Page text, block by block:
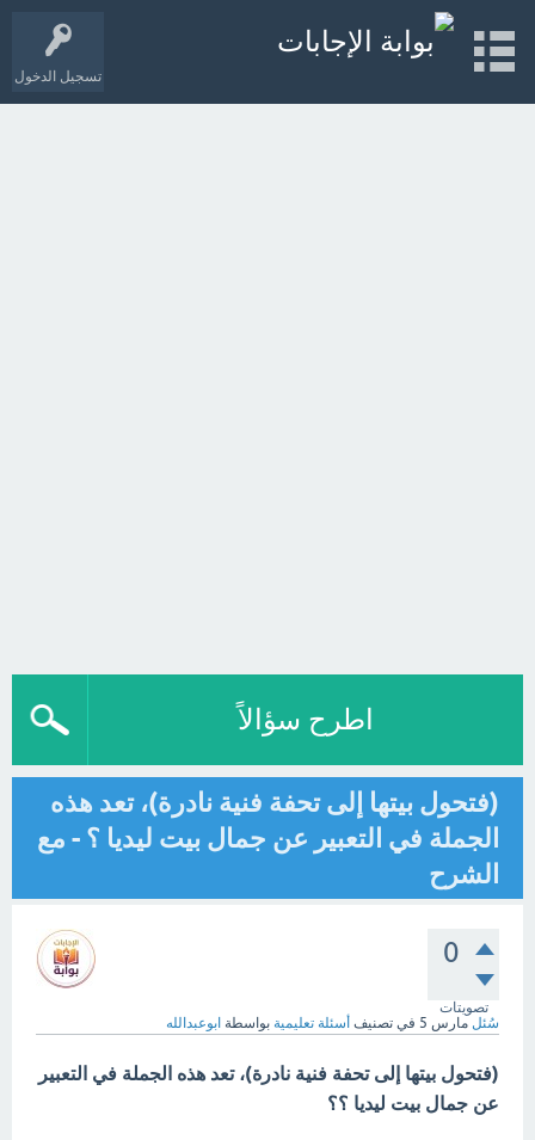
تسجيل الدخول
اطرح سؤالاً
(فتحول بيتها إلى تحفة فنية نادرة)، تعد هذه
الجملة في التعبير عن جمال بيت ليديا ؟ - مع
الشرح
0
تصويتات
سُئل مارس 5 في تصنيف أسئلة تعليمية بواسطة ابوعبدالله
(فتحول بيتها إلى تحفة فنية نادرة)، تعد هذه الجملة في التعبير
عن جمال بيت ليديا ؟؟